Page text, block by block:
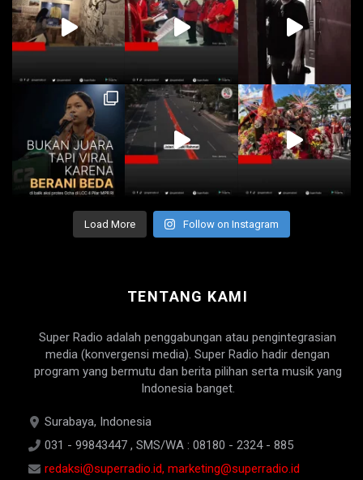
Load More Follow on Instagram
TENTANG KAMI
Super Radio adalah penggabungan atau pengintegrasian
media (konvergensi media). Super Radio hadir dengan
program yang bermutu dan berita pilihan serta musik yang
Indonesia banget.
Surabaya, Indonesia
031 - 99843447 , SMS/WA : 08180 - 2324 - 885
redaksi@superradio.id, marketing@superradio.id